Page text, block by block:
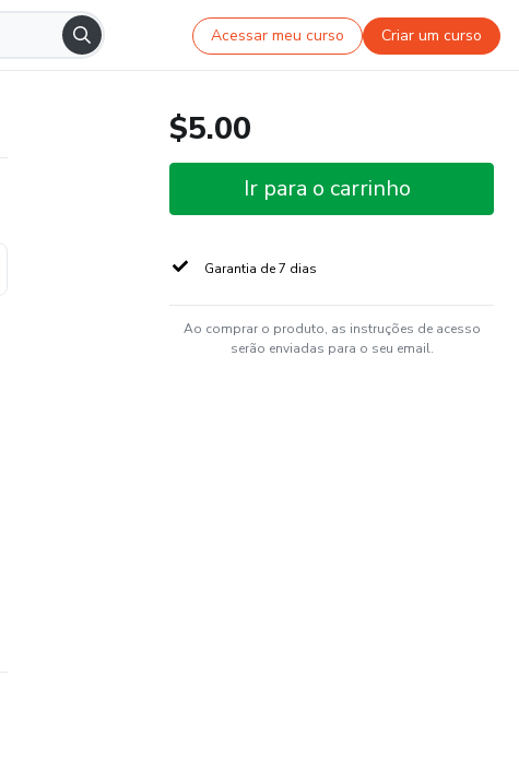
Acessar meu curso Criar um curso
$5.00
Ir para o carrinho
Garantia de 7 dias
Ao comprar o produto, as instruções de acesso
serão enviadas para o seu email.